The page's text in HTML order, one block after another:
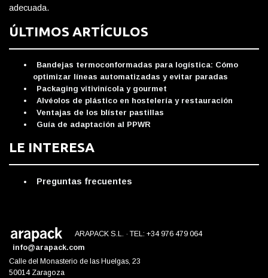
adecuada.
ÚLTIMOS ARTÍCULOS
Bandejas termoconformadas para logística: Cómo
optimizar líneas automatizadas y evitar paradas
Packaging vitivinícola y gourmet
Alvéolos de plástico en hostelería y restauración
Ventajas de los blíster pastillas
Guía de adaptación al PPWR
LE INTERESA
Preguntas frecuentes
ARAPACK S.L. · TEL: +34 976 479 064
info@arapack.com
Calle del Monasterio de las Huelgas, 23
50014 Zaragoza